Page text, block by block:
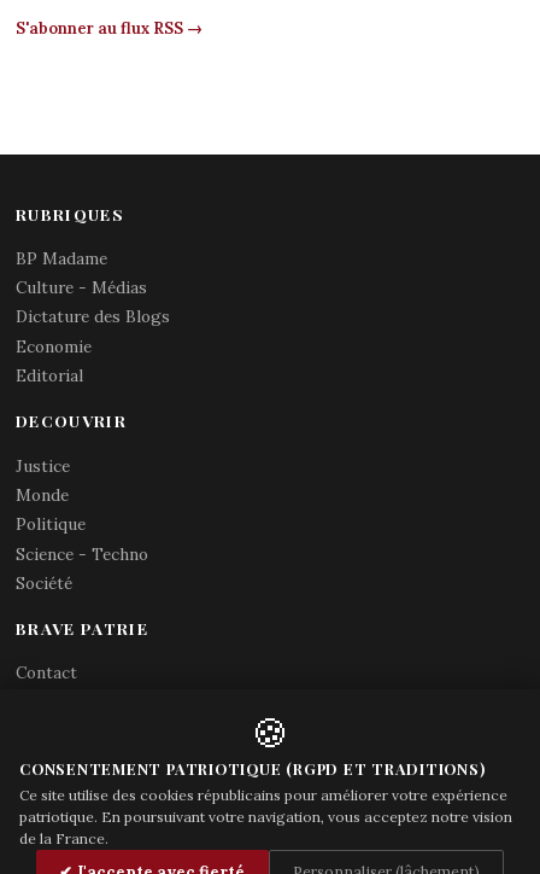
S'abonner au flux RSS →
RUBRIQUES
BP Madame
Culture - Médias
Dictature des Blogs
Economie
Editorial
DECOUVRIR
Justice
Monde
Politique
Science - Techno
Société
BRAVE PATRIE
Contact
Acces gouvernement
© Brave Patrie + friends—
🍪
CONSENTEMENT PATRIOTIQUE (RGPD ET TRADITIONS)
Ce site utilise des cookies républicains pour améliorer votre expérience
patriotique. En poursuivant votre navigation, vous acceptez notre vision
de la France.